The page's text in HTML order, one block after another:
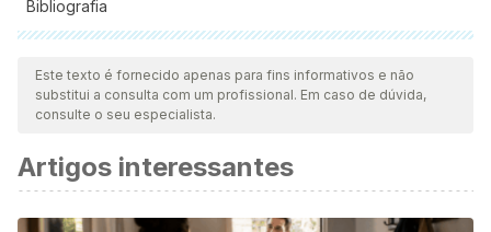
Bibliografia
Todas as fontes citadas foram minuciosamente revisadas por
nossa equipe para garantir sua qualidade, confiabilidade,
atualidade e validade. A bibliografia deste artigo foi
cientificamente.
Jager R., Kerksick CM., Campbell BI., Cribb PJ., et al.,
International society of sports nutrition position stand:
Este texto é fornecido apenas para fins informativos e não
substitui a consulta com um profissional. Em caso de dúvida,
consulte o seu especialista.
Artigos interessantes